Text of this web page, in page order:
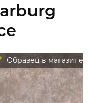
Образец в магазине